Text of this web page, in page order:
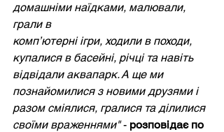
домашніми наїдками, малювали,
грали в
комп’ютерні ігри, ходили в походи,
купалися в басейні, річці та навіть
відвідали аквапарк. А ще ми
познайомилися з новими друзями і
разом сміялися, гралися та ділилися
своїми враженнями" - розповідає по